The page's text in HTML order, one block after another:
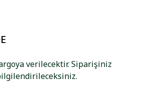
verilecektir. Siparişiniz